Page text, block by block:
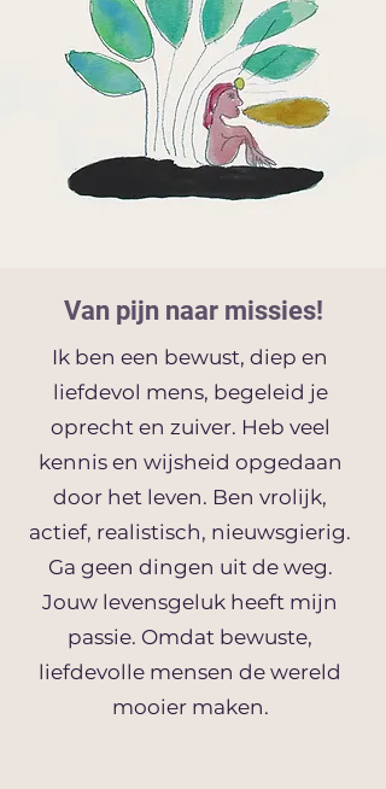
Van pijn naar missies!
Ik ben een bewust, diep en
liefdevol mens, begeleid je
oprecht en zuiver. Heb veel
kennis en wijsheid opgedaan
door het leven. Ben vrolijk,
actief, realistisch, nieuwsgierig.
Ga geen dingen uit de weg.
Jouw levensgeluk heeft mijn
passie. Omdat bewuste,
liefdevolle mensen de wereld
mooier maken.